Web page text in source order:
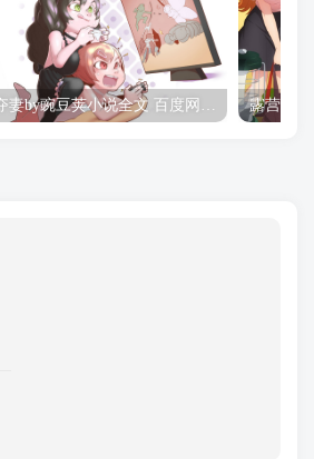
夺妻by豌豆荚小说全文 百度网盘 Duo!